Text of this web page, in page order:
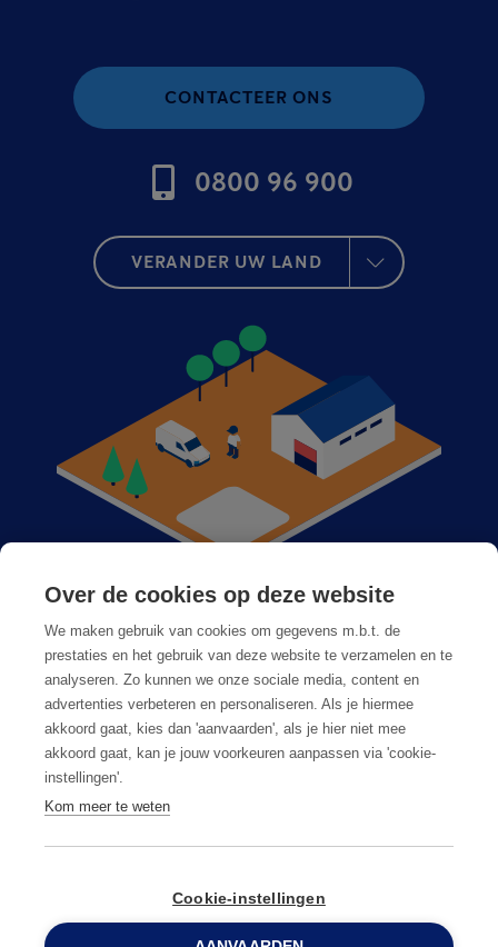
CONTACTEER ONS
0800 96 900
VERANDER UW LAND
Anticimex bij u in de buurt
Vacatures
Veelgestelde vragen
Algemene voorwaarden Privacy & cookies
Over de cookies op deze website
We maken gebruik van cookies om gegevens m.b.t. de
prestaties en het gebruik van deze website te verzamelen en te
analyseren. Zo kunnen we onze sociale media, content en
advertenties verbeteren en personaliseren. Als je hiermee
akkoord gaat, kies dan 'aanvaarden', als je hier niet mee
akkoord gaat, kan je jouw voorkeuren aanpassen via 'cookie-
instellingen'.
Kom meer te weten
Cookie-instellingen